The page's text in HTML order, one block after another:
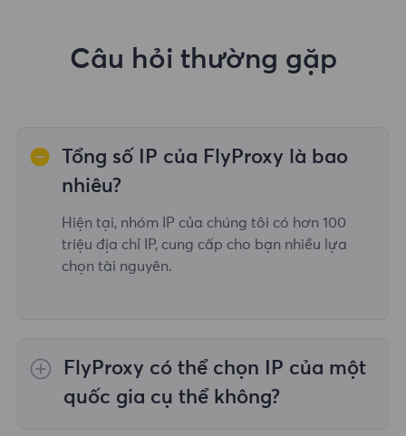
Câu hỏi thường gặp
Tổng số IP của FlyProxy là bao
nhiêu?
Hiện tại, nhóm IP của chúng tôi có hơn 100
triệu địa chỉ IP, cung cấp cho bạn nhiều lựa
chọn tài nguyên.
FlyProxy có thể chọn IP của một
quốc gia cụ thể không?